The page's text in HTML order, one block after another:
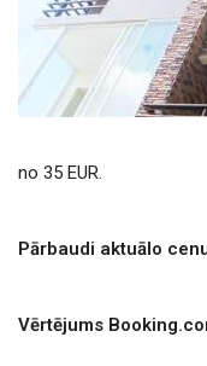
no 35 EUR.
Pārbaudi aktuālo
Vērtējums